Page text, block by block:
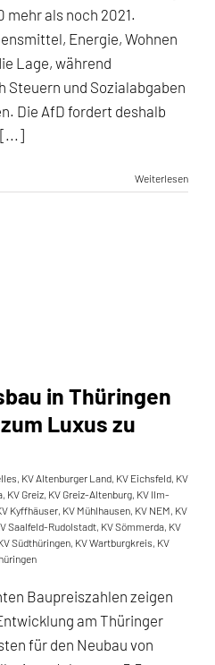
mehr als noch 2021.
Energie, Wohnen
Lage, während
Steuern und Sozialabgaben
Die AfD fordert deshalb
Weiterlesen
in Thüringen
Luxus zu
, KV Altenburger Land, KV Eichsfeld, KV
, KV Greiz, KV Greiz-Altenburg, KV Ilm-
Kyffhäuser, KV Mühlhausen, KV NEM, KV
Saalfeld-Rudolstadt, KV Sömmerda, KV
Südthüringen, KV Wartburgkreis, KV
Baupreiszahlen zeigen
am Thüringer
für den Neubau von